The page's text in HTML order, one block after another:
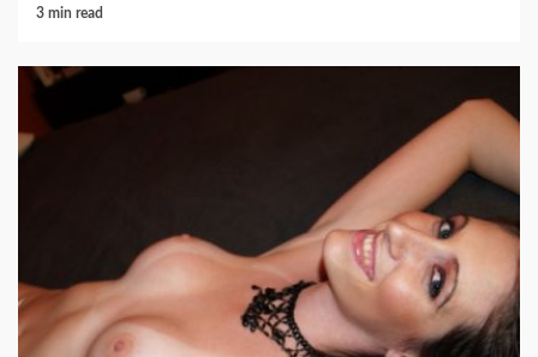
3 min read